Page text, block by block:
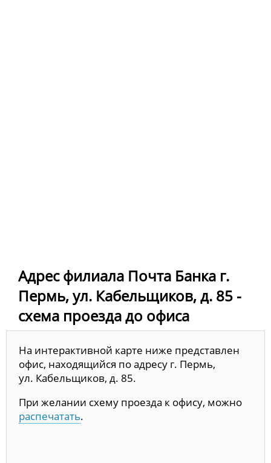
Адрес филиала Почта Банка г.
Пермь, ул. Кабельщиков, д. 85 -
схема проезда до офиса
На интерактивной карте ниже представлен
офис, находящийся по адресу г. Пермь,
ул. Кабельщиков, д. 85.
При желании схему проезда к офису, можно
распечатать.